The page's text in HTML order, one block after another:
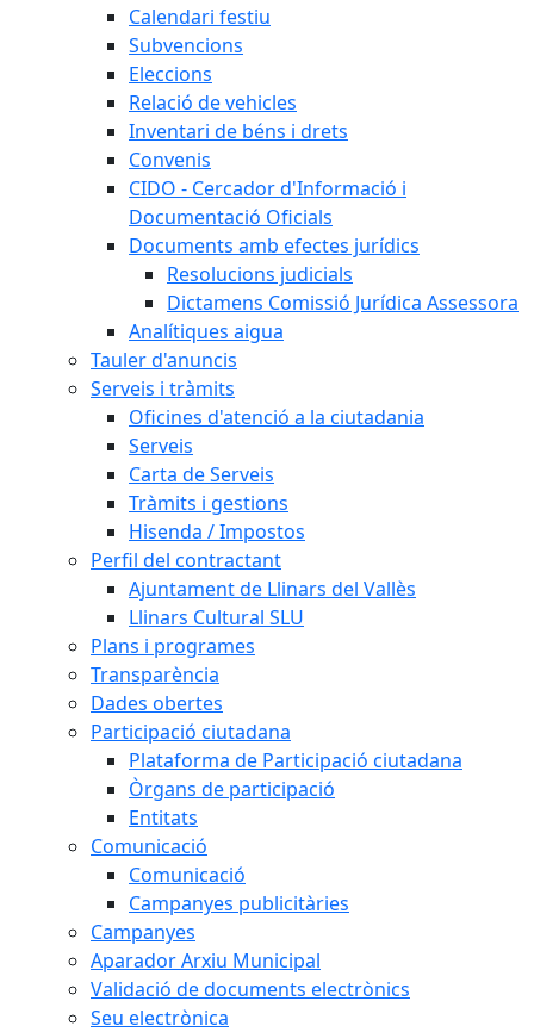
Calendari festiu
Subvencions
Eleccions
Relació de vehicles
Inventari de béns i drets
Convenis
CIDO - Cercador d'Informació i
Documentació Oficials
Documents amb efectes jurídics
Resolucions judicials
Dictamens Comissió Jurídica Assessora
Analítiques aigua
Tauler d'anuncis
Serveis i tràmits
Oficines d'atenció a la ciutadania
Serveis
Carta de Serveis
Tràmits i gestions
Hisenda / Impostos
Perfil del contractant
Ajuntament de Llinars del Vallès
Llinars Cultural SLU
Plans i programes
Transparència
Dades obertes
Participació ciutadana
Plataforma de Participació ciutadana
Òrgans de participació
Entitats
Comunicació
Comunicació
Campanyes publicitàries
Campanyes
Aparador Arxiu Municipal
Validació de documents electrònics
Seu electrònica